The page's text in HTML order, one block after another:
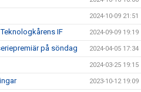
2024-10-09 21:51
IF 2024-09-09 19:19
på söndag 2024-04-05 17:34
2024-03-25 19:15
2023-10-12 19:09